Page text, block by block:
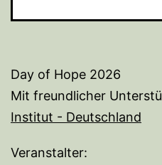
Day of Hope 2026
Mit freundlicher
Institut - Deutschland
Veranstalter: